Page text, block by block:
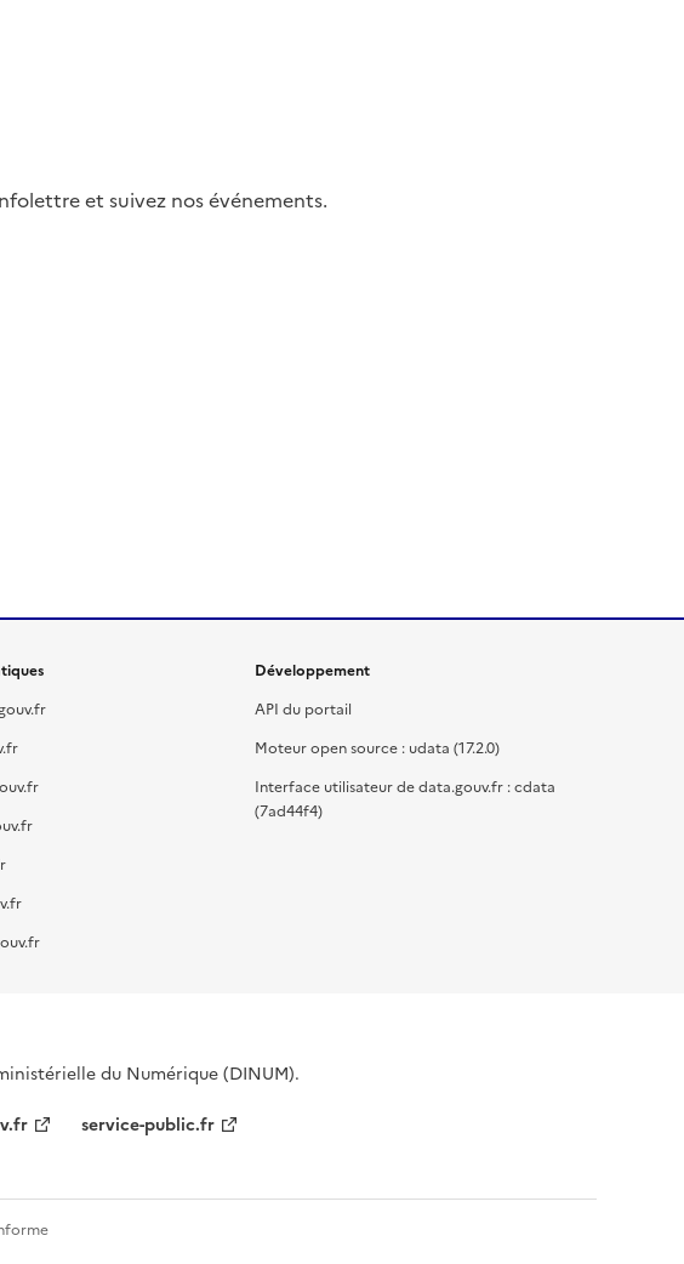
et suivez nos événements.
Développement
API du portail
Moteur open source : udata (17.2.0)
Interface utilisateur de data.gouv.fr : cdata
(7ad44f4)
du Numérique (DINUM).
service-public.fr